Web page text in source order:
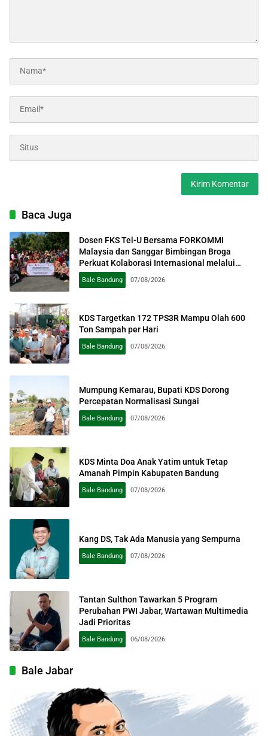
Baca Juga
Dosen FKS Tel-U Bersama FORKOMMI
Malaysia dan Sanggar Bimbingan Broga
Perkuat Kolaborasi Internasional melalui
Pengabdian kepada Masyarakat
Bale Bandung 07/08/2026
KDS Targetkan 172 TPS3R Mampu Olah 600
Ton Sampah per Hari
Bale Bandung 07/08/2026
Mumpung Kemarau, Bupati KDS Dorong
Percepatan Normalisasi Sungai
Bale Bandung 07/08/2026
KDS Minta Doa Anak Yatim untuk Tetap
Amanah Pimpin Kabupaten Bandung
Bale Bandung 07/08/2026
Kang DS, Tak Ada Manusia yang Sempurna
Bale Bandung 07/08/2026
Tantan Sulthon Tawarkan 5 Program
Perubahan PWI Jabar, Wartawan Multimedia
Jadi Prioritas
Bale Bandung 06/08/2026
Bale Jabar